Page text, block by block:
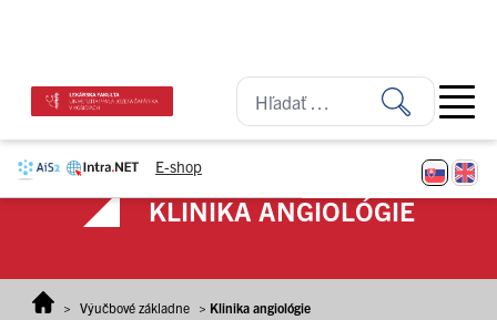
E-shop
KLINIKA ANGIOLÓGIE
> Výučbové základne > Klinika angiológie